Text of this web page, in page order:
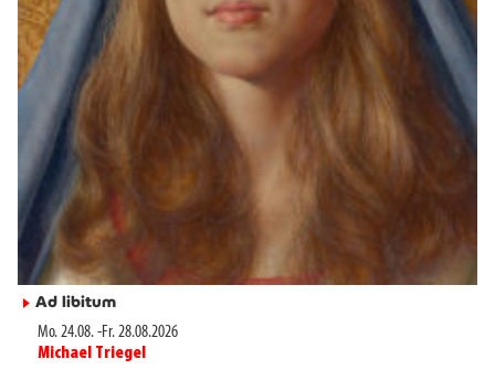
► Ad libitum
Mo. 24.08.-Fr. 28.08.2026
Michael Triegel